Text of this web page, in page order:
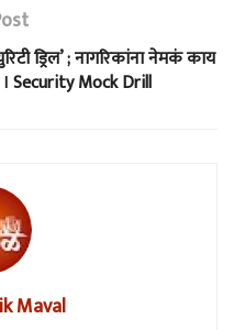
ड्रिल’ ; नागरिकांना नेमकं काय
Security Mock Drill
Maval